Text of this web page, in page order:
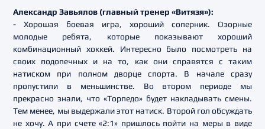
Александр Завьялов (главный тренер «Витязя»):
- Хорошая боевая игра, хороший соперник. Озорные
молодые ребята, которые показывают хороший
комбинационный хоккей. Интересно было посмотреть на
своих подопечных и на то, как они справятся с таким
натиском при полном дворце спорта. В начале сразу
пропустили в меньшинстве. Во втором периоде мы
прекрасно знали, что «Торпедо» будет накладывать смены.
Тем менее, мы выдержали этот натиск. Второй гол обсуждать
не хочу. А при счете «2:1» пришлось пойти на меры в виде